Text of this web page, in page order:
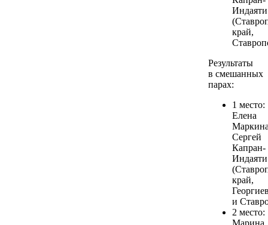
Индаяти
край,
Результаты
в смешанных
парах:
1 место:
Елена
Сергей
Капран-
Индаяти
край,
и
2 место:
Марина